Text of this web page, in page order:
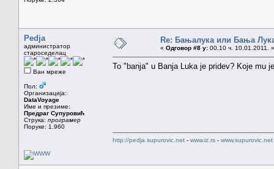
Pedja
администратор
староседелац
Ван мреже
Пол:
Организација:
DataVoyage
Име и презиме:
Предраг Супуровић
Струка: програмер
Поруке: 1.960
Re: Бањалука или Бања
« Одговор #8 у: 00.10 ч. 10.01.2011. »
To "banja" u Banja Luka je pridev? Koje mu
http://pedja.supurovic.net - www.iz.rs - www.supurovic.net